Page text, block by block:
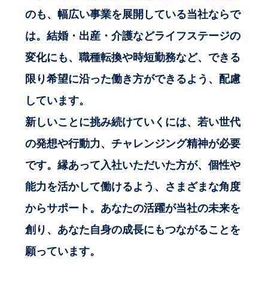
のも、幅広い事業を展開している当社ならで
は。結婚・出産・介護などライフステージの
変化にも、職種転換や時短勤務など、できる
限り希望に沿った働き方ができるよう、配慮
しています。
新しいことに挑み続けていくには、若い世代
の発想や行動力、チャレンジング精神が必要
です。縁あって入社いただいた方が、個性や
能力を活かして働けるよう、さまざまな角度
からサポート。あなたの活躍が当社の未来を
創り、あなた自身の成長にもつながることを
願っています。